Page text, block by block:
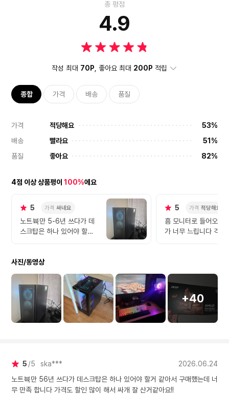
총 평점
4.9
작성 최대 70P , 좋아요 최대 200P 적립
종합 가격 배송 품질
가격 적당해요
53%
배송
빨라요
51%
품질
좋아요 82%
4점 이상 상품평이 100%에요
5 가격 싸네요
노트뷱만 5-6년 쓰다가 데
스크탑은 하나 있어야 할거
해서 싸개 잘 산거같아요!!
5 가격 적당해요
흠 모니터로 들어오는
가 너무 느립니다 걱정
어오구요
사진/동영상
+40
5 5 ska***
2026.06.24
노트뷱만 56년 쓰다가 데스크탑은 하나 있어야 할거 같아서 구매했는데 너
무 만족 합니다 가격도 할인 많이 해서 싸개 잘 산거같아요!!